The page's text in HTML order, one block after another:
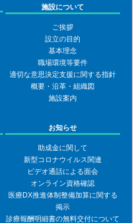
施設について
ご挨拶
設立の目的
基本理念
職場環境等要件
適切な意思決定支援に関する指針
概要・沿革・組織図
施設案内
お知らせ
助成金に関して
新型コロナウイルス関連
ビデオ通話による面会
オンライン資格確認
医療DX推進体制整備加算に関する
掲示
診療報酬明細書の無料交付について